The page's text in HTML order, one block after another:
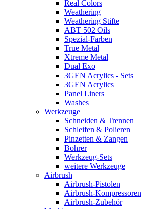
Real Colors
Weathering
Weathering Stifte
ABT 502 Oils
Spezial-Farben
True Metal
Xtreme Metal
Dual Exo
3GEN Acrylics - Sets
3GEN Acrylics
Panel Liners
Washes
Werkzeuge
Schneiden & Trennen
Schleifen & Polieren
Pinzetten & Zangen
Bohrer
Werkzeug-Sets
weitere Werkzeuge
Airbrush
Airbrush-Pistolen
Airbrush-Kompressoren
Airbrush-Zubehör